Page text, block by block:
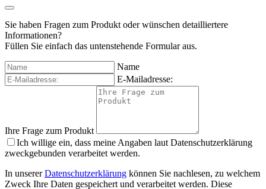
Sie haben Fragen zum Produkt oder wünschen detailliertere
Informationen?
Füllen Sie einfach das untenstehende Formular aus.
Name
E-Mailadresse:
Ihre Frage zum Produkt
Ich willige ein, dass meine Angaben laut Datenschutzerklärung
zweckgebunden verarbeitet werden.
In unsererDatenschutzerklärung können Sie nachlesen, zu welchem
Zweck Ihre Daten gespeichert und verarbeitet werden. Diese